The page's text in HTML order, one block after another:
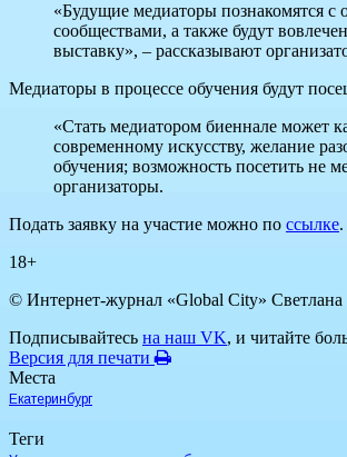
«Будущие медиаторы познакомятся
сообществами, а также будут
выставку», – рассказывают
Медиаторы в процессе обучения будут
«Стать медиатором биеннале может
современному искусству, желание
обучения; возможность посетить не
организаторы.
Подать заявку на участие можно по ссылке.
18+
© Интернет-журнал «Global City»
Подписывайтесь на наш VK, и читайте
Версия для печати
Места
Екатеринбург
Теги